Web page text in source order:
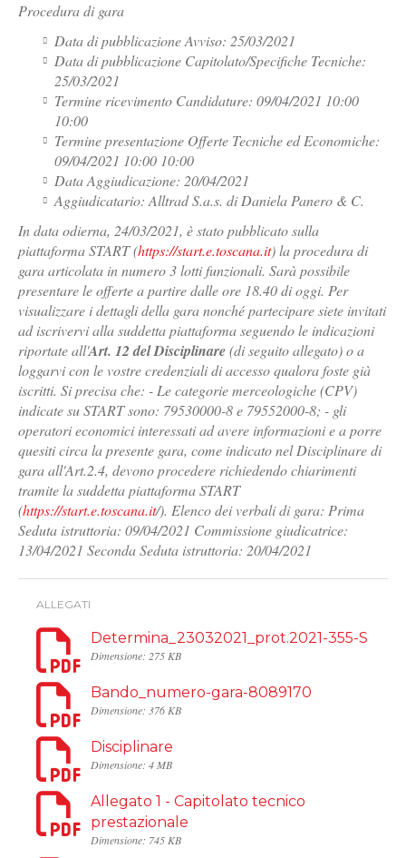
Procedura di gara
Data di pubblicazione Avviso: 25/03/2021
Data di pubblicazione Capitolato/Specifiche Tecniche:
25/03/2021
Termine ricevimento Candidature: 09/04/2021 10:00
10:00
Termine presentazione Offerte Tecniche ed Economiche:
09/04/2021 10:00 10:00
Data Aggiudicazione: 20/04/2021
Aggiudicatario: Alltrad S.a.s. di Daniela Panero & C.
In data odierna, 24/03/2021, è stato pubblicato sulla
piattaforma START (https://start.e.toscana.it) la procedura di
gara articolata in numero 3 lotti funzionali. Sarà possibile
presentare le offerte a partire dalle ore 18.40 di oggi. Per
visualizzare i dettagli della gara nonché partecipare siete invitati
ad iscrivervi alla suddetta piattaforma seguendo le indicazioni
riportate all'Art. 12 del Disciplinare(di seguito allegato) o a
loggarvi con le vostre credenziali di accesso qualora foste già
iscritti. Si precisa che: - Le categorie merceologiche (CPV)
indicate su START sono: 79530000-8 e 79552000-8; - gli
operatori economici interessati ad avere informazioni e a porre
quesiti circa la presente gara, come indicato nel Disciplinare di
gara all'Art.2.4, devono procedere richiedendo chiarimenti
tramite la suddetta piattaforma START
(https://start.e.toscana.it/). Elenco dei verbali di gara: Prima
Seduta istruttoria: 09/04/2021 Commissione giudicatrice:
13/04/2021 Seconda Seduta istruttoria: 20/04/2021
ALLEGATI
Determina_23032021_prot.2021-355-S
Dimensione: 275 KB
Bando_numero-gara-8089170
Dimensione: 376 KB
Disciplinare
Dimensione: 4 MB
Allegato 1 - Capitolato tecnico
prestazionale
Dimensione: 745 KB